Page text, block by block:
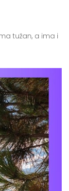
tužan, a ima i